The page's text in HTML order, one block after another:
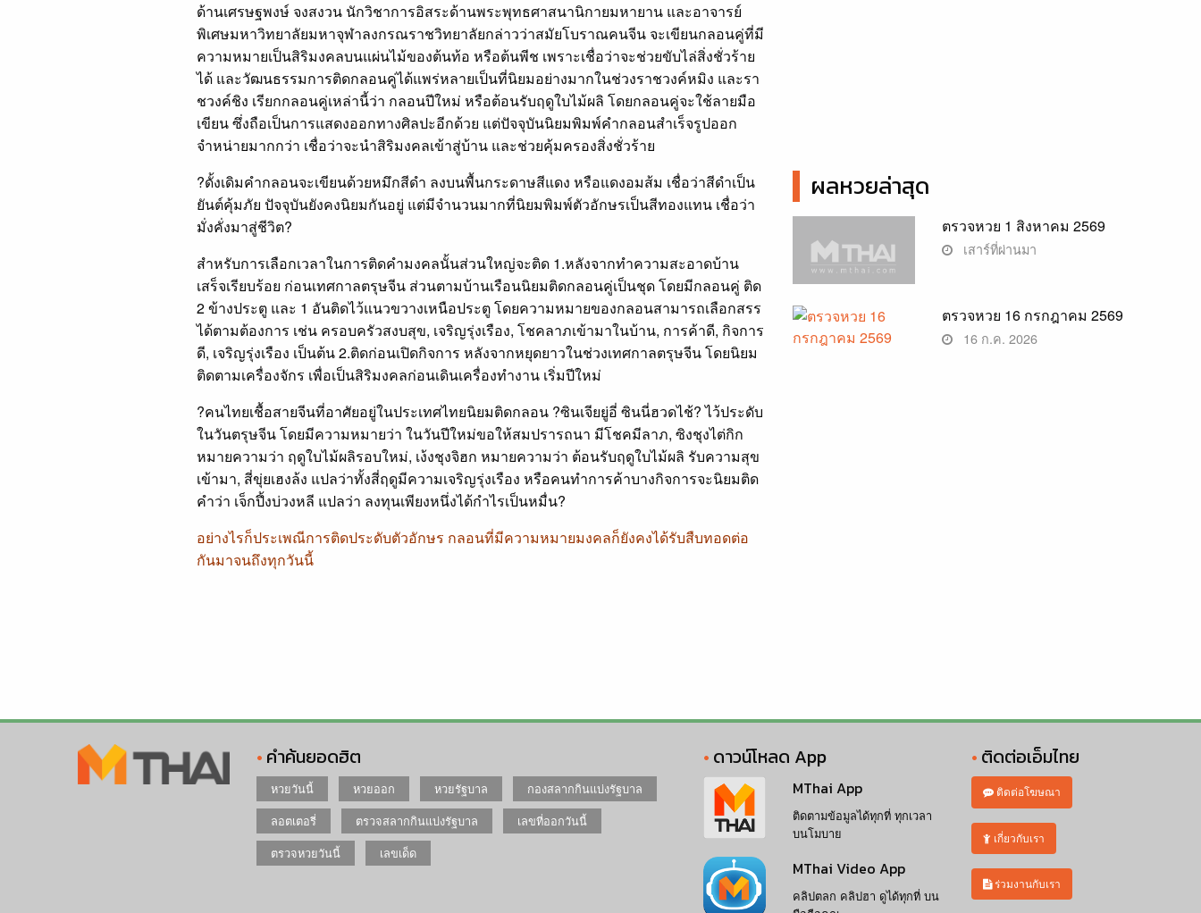
ด้านเศรษฐพงษ์ จงสงวน นักวิชาการอิสระด้านพระพุทธศาสนานิกายมหายาน และอาจารย์
พิเศษมหาวิทยาลัยมหาจุฬาลงกรณราชวิทยาลัยกล่าวว่าสมัยโบราณคนจีน จะเขียนกลอนคู่ที่มี
ความหมายเป็นสิริมงคลบนแผ่นไม้ของต้นท้อ หรือต้นพีช เพราะเชื่อว่าจะช่วยขับไล่สิ่งชั่วร้าย
ได้ และวัฒนธรรมการติดกลอนคู่ได้แพร่หลายเป็นที่นิยมอย่างมากในช่วงราชวงค์หมิง และรา
ชวงค์ชิง เรียกกลอนคู่เหล่านี้ว่า กลอนปีใหม่ หรือต้อนรับฤดูใบไม้ผลิ โดยกลอนคู่จะใช้ลายมือ
เขียน ซึ่งถือเป็นการแสดงออกทางศิลปะอีกด้วย แต่ปัจจุบันนิยมพิมพ์คำกลอนสำเร็จรูปออก
จำหน่ายมากกว่า เชื่อว่าจะนำสิริมงคลเข้าสู่บ้าน และช่วยคุ้มครองสิ่งชั่วร้าย
?ดั้งเดิมคำกลอนจะเขียนด้วยหมึกสีดำ ลงบนพื้นกระดาษสีแดง หรือแดงอมส้ม เชื่อว่าสีดำเป็น
ยันต์คุ้มภัย ปัจจุบันยังคงนิยมกันอยู่ แต่มีจำนวนมากที่นิยมพิมพ์ตัวอักษรเป็นสีทองแทน เชื่อว่า
มั่งคั่งมาสู่ชีวิต?
สำหรับการเลือกเวลาในการติดคำมงคลนั้นส่วนใหญ่จะติด 1.หลังจากทำความสะอาดบ้าน
เสร็จเรียบร้อย ก่อนเทศกาลตรุษจีน ส่วนตามบ้านเรือนนิยมติดกลอนคู่เป็นชุด โดยมีกลอนคู่ ติด
2 ข้างประตู และ 1 อันติดไว้แนวขวางเหนือประตู โดยความหมายของกลอนสามารถเลือกสรร
ได้ตามต้องการ เช่น ครอบครัวสงบสุข, เจริญรุ่งเรือง, โชคลาภเข้ามาในบ้าน, การค้าดี, กิจการ
ดี, เจริญรุ่งเรือง เป็นต้น 2.ติดก่อนเปิดกิจการ หลังจากหยุดยาวในช่วงเทศกาลตรุษจีน โดยนิยม
ติดตามเครื่องจักร เพื่อเป็นสิริมงคลก่อนเดินเครื่องทำงาน เริ่มปีใหม่
?คนไทยเชื้อสายจีนที่อาศัยอยู่ในประเทศไทยนิยมติดกลอน ?ซินเจียยู่อี่ ซินนี่ฮวดไช้? ไว้ประดับ
ในวันตรุษจีน โดยมีความหมายว่า ในวันปีใหม่ขอให้สมปรารถนา มีโชคมีลาภ, ซิงชุงไต่กิก
หมายความว่า ฤดูใบไม้ผลิรอบใหม่, เง้งชุงจิฮก หมายความว่า ต้อนรับฤดูใบไม้ผลิ รับความสุข
เข้ามา, สี่ขุ่ยเฮงล้ง แปลว่าทั้งสี่ฤดูมีความเจริญรุ่งเรือง หรือคนทำการค้าบางกิจการจะนิยมติด
คำว่า เจ็กปึ้งบ่วงหลี แปลว่า ลงทุนเพียงหนึ่งได้กำไรเป็นหมื่น?
อย่างไรก็ประเพณีการติดประดับตัวอักษร กลอนที่มีความหมายมงคลก็ยังคงได้รับสืบทอดต่อ
กันมาจนถึงทุกวันนี้
ผลหวยล่าสุด
ตรวจหวย 1 สิงหาคม 2569
เสาร์ที่ผ่านมา
ตรวจหวย 16 กรกฎาคม 2569
16 ก.ค. 2026
คำค้นยอดฮิต
หวยวันนี้ หวยออก หวยรัฐบาล
กองสลากกินแบ่งรัฐบาล
ลอตเตอรี่
ตรวจสลากกินแบ่งรัฐบาล
เลขที่ออกวันนี้
ตรวจหวยวันนี้
เลขเด็ด
ดาวน์โหลด App
MThai App
ติดตามข้อมูลได้ทุกที่ ทุกเวลา
บนโมบาย
MThai Video App
คลิปตลก คลิปฮา ดูได้ทุกที่ บน
ติดต่อเอ็มไทย
ติดต่อโฆษณา
เกี่ยวกับเรา
ร่วมงานกับเรา